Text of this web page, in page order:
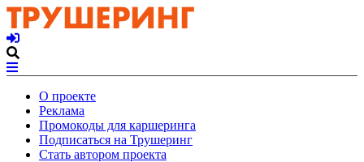
О проекте
Реклама
Промокоды для каршеринга
Подписаться на Трушеринг
Стать автором проекта